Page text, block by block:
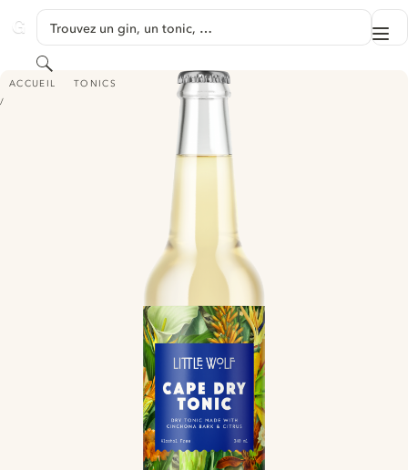
GINVENTORY
Trouvez un gin, un tonic, …
Rechercher
ACCUEIL TONICS
LITTLE WOLF CAPE DRY TONIC